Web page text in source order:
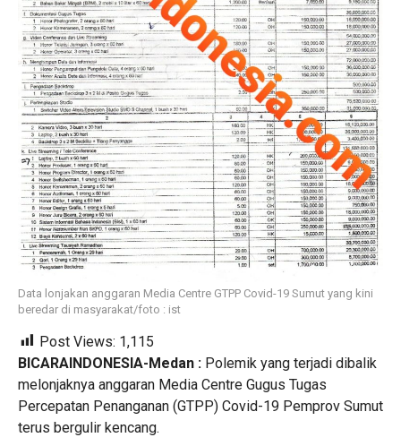
Data lonjakan anggaran Media Centre GTPP Covid-19 Sumut yang kini
beredar di masyarakat/foto : ist
Post Views: 1,115
BICARAINDONESIA-Medan : Polemik yang terjadi dibalik
melonjaknya anggaran Media Centre Gugus Tugas
Percepatan Penanganan (GTPP) Covid-19 Pemprov Sumut
terus bergulir kencang.